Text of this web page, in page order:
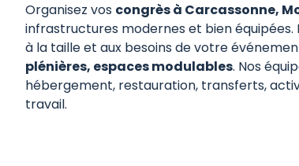
Organisez vos congrès à Carcassonne,
infrastructures modernes et bien équipées.
à la taille et aux besoins de votre
plénières, espaces modulables. Nos
hébergement, restauration, transferts,
travail.